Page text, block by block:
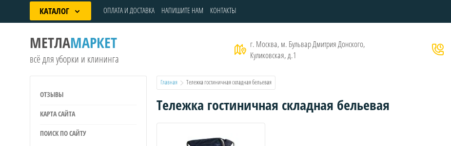
КАТАЛОГ ОПЛАТА И ДОСТАВКА НАПИШИТЕ НАМ КОНТАКТЫ
МЕТЛАМАРКЕТ
всё для уборки и клининга
г. Москва, м. Бульвар Дмитрия Донского,
Куликовская, д.1
ОТЗЫВЫ
КАРТА САЙТА
ПОИСК ПО САЙТУ
Главная
  Тележка гостиничная складная бельевая
Тележка гостиничная складная бельевая